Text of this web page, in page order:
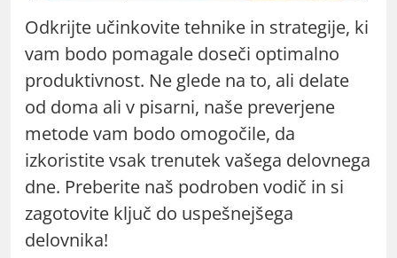
Odkrijte učinkovite tehnike in strategije, ki
vam bodo pomagale doseči optimalno
produktivnost. Ne glede na to, ali delate
od doma ali v pisarni, naše preverjene
metode vam bodo omogočile, da
izkoristite vsak trenutek vašega delovnega
dne. Preberite naš podroben vodič in si
zagotovite ključ do uspešnejšega
delovnika!